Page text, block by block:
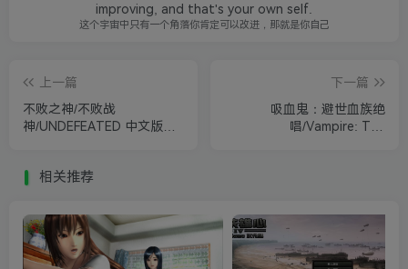
improving, and that's your own self.
这个宇宙中只有一个角落你肯定可以改进，那就是你自己
上一篇
不败之神/不败战
神/UNDEFEATED 中文版附
下一篇
吸血鬼：避世血族绝
唱/Vampire: The
相关推荐